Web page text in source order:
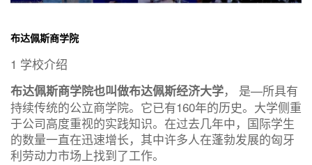
布达佩斯商学院
1 学校介绍
布达佩斯商学院也叫做布达佩斯经济大学， 是—所具有
持续传统的公立商学院。它已有160年的历史。大学侧重
于公司高度重视的实践知识。在过去几年中，国际学生
的数量一直在迅速增长，其中许多人在蓬勃发展的匈牙
利劳动力市场上找到了工作。